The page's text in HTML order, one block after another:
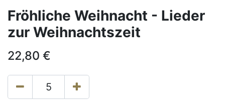
Fröhliche Weihnacht - Lieder
zur Weihnachtszeit
22,80 €